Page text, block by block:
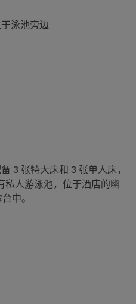
泳池旁边
3 张特大床和 3 张单人床，
私人游泳池，位于酒店的幽
中。